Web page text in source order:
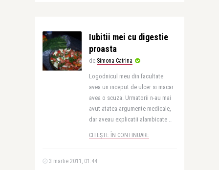
Iubitii mei cu digestie
proasta
de Simona Catrina
Logodnicul meu din facultate
avea un inceput de ulcer si macar
avea o scuza. Urmatorii n-au mai
avut atatea argumente medicale,
dar aveau explicatii alambicate ..
CITEȘTE ÎN CONTINUARE
3 martie 2011, 01:44